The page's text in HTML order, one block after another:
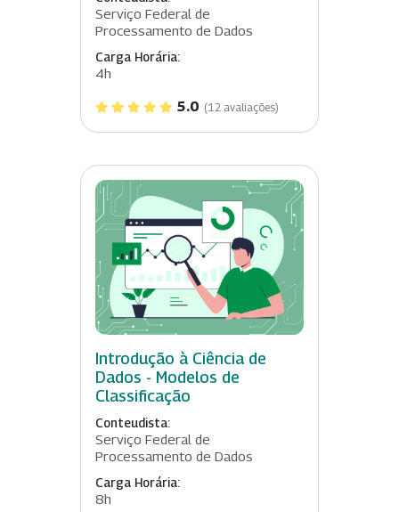
Serviço Federal de
Processamento de Dados
Carga Horária:
4h
5.0 (12 avaliações)
Introdução à Ciência de
Dados - Modelos de
Classificação
Conteudista:
Serviço Federal de
Processamento de Dados
Carga Horária:
8h